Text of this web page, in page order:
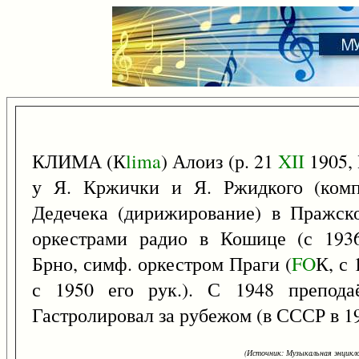
КЛИМА (Кlima) Алоиз (р. 21 XII1905,
у Я. Кржички и Я. Ржидкого
Дедечека (дирижирование) в
оркестрами радио в Кошице (с
Брно, симф. оркестром Праги (FOК, с
с 1950 его рук.). С 1948
Гастролировал за рубежом (в СССР в
(Источник: Музыкальная